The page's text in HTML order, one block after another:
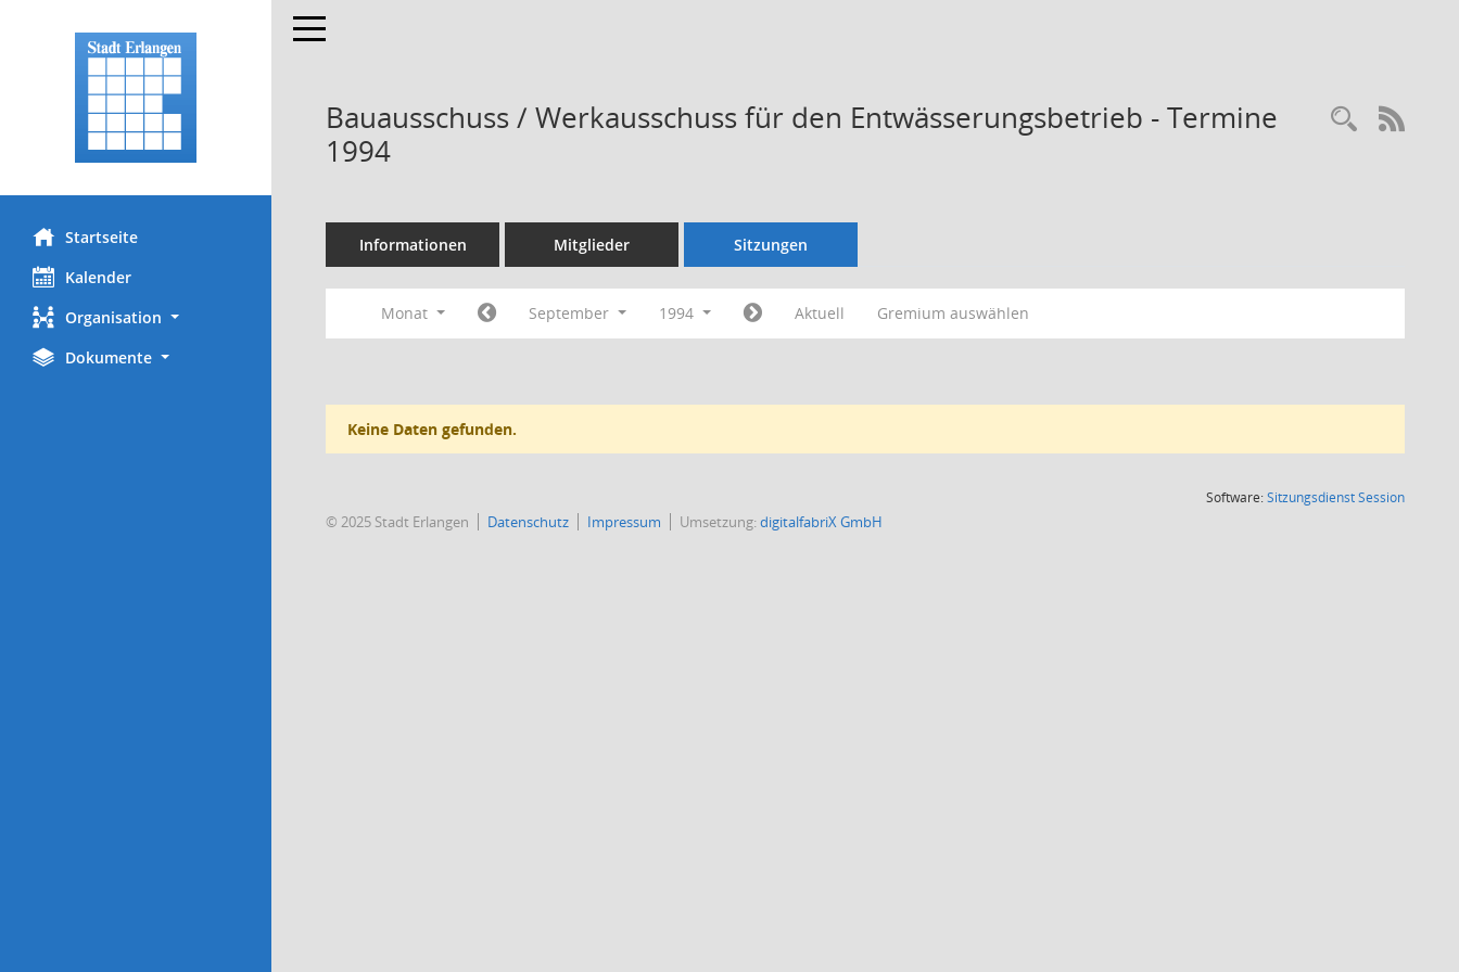
Startseite
Kalender
Organisation
Dokumente
Toggle navigation
Bauausschuss / Werkausschuss für den Entwässerungsbetrieb - Termine
1994
Informationen Mitglieder Sitzungen
Monat September 1994 Aktuell Gremium auswählen
Keine Daten gefunden.
Software:SitzungsdienstSession(Wird in
© 2025 Stadt Erlangen Datenschutz Impressum Umsetzung:digitalfabriX GmbH